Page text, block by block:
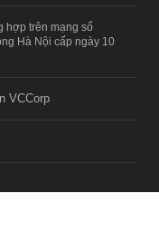
hợp trên mạng số
Hà Nội cấp ngày 10
VCCorp